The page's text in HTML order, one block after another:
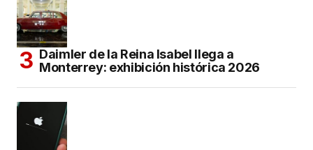
Daimler de la Reina Isabel llega a
Monterrey: exhibición histórica 2026